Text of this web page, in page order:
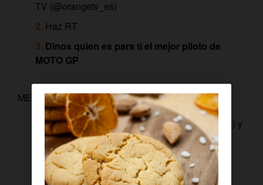
TV (@orangetv_es)
Haz RT
Dinos quien es para ti el mejor piloto de
MOTO GP
MECÁNICA DE PARTICIPACIÓN EN FACEBOOK
Sigue en Facebook a Orange (@OrangeESP) y
a Orange TV (@OrangeTVes)
Comparte